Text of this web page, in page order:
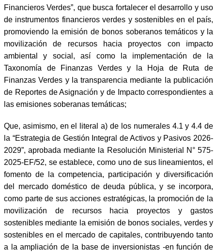
Financieros Verdes”, que busca fortalecer el desarrollo y uso
de instrumentos financieros verdes y sostenibles en el país,
promoviendo la emisión de bonos soberanos temáticos y la
movilización de recursos hacia proyectos con impacto
ambiental y social, así como la implementación de la
Taxonomía de Finanzas Verdes y la Hoja de Ruta de
Finanzas Verdes y la transparencia mediante la publicación
de Reportes de Asignación y de Impacto correspondientes a
las emisiones soberanas temáticas;
Que, asimismo, en el literal a) de los numerales 4.1 y 4.4 de
la “Estrategia de Gestión Integral de Activos y Pasivos 2026-
2029”, aprobada mediante la Resolución Ministerial N° 575-
2025-EF/52, se establece, como uno de sus lineamientos, el
fomento de la competencia, participación y diversificación
del mercado doméstico de deuda pública, y se incorpora,
como parte de sus acciones estratégicas, la promoción de la
movilización de recursos hacia proyectos y gastos
sostenibles mediante la emisión de bonos sociales, verdes y
sostenibles en el mercado de capitales, contribuyendo tanto
a la ampliación de la base de inversionistas -en función de